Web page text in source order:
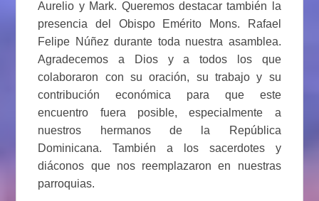
Aurelio y Mark. Queremos destacar también la
presencia del Obispo Emérito Mons. Rafael
Felipe Núñez durante toda nuestra asamblea.
Agradecemos a Dios y a todos los que
colaboraron con su oración, su trabajo y su
contribución económica para que este
encuentro fuera posible, especialmente a
nuestros hermanos de la República
Dominicana. También a los sacerdotes y
diáconos que nos reemplazaron en nuestras
parroquias.